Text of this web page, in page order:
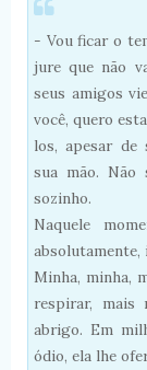
- Vou ficar o
jure que não
seus amigos
você, quero
los, apesar de
sua mão.
sozinho.
Naquele
absolutamente,
Minha, minha,
respirar, mais
abrigo. Em
ódio, ela lhe